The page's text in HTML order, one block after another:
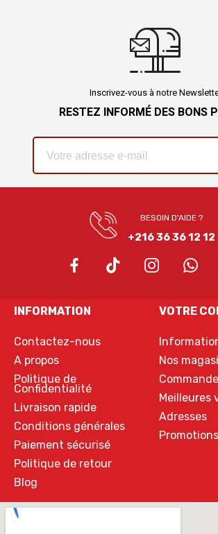
Inscrivez-vous à notre
RESTEZ INFORMÉ DES BONS
BESOIN D'AIDE ?
+216 36 36 12 12
INFORMATION
Contactez-nous
A propos
Politique de
Confidentialité
Livraison rapide
Conditions générales
Paiement sécurisé
Politique de retour
Blog
VOTRE
Nos
Meilleures
Adresses
Promotions